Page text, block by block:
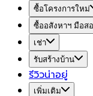
ซื้อโครงการใหม่
ซื้ออสังหาฯ มือส
เช่า
รับสร้างบ้าน
รีวิวน่าอยู่
เพิ่มเติม